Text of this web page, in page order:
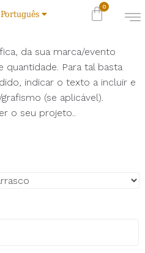
Português
da sua marca/evento
Para tal basta
indicar o texto a incluir e
(se aplicável).
o seu projeto..